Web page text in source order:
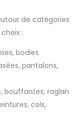
de catégories
:
bodies
pantalons,
bouffantes, raglan
cols,